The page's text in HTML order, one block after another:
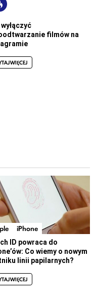
filmów na
WIĘCEJ
iPhone
ID powraca do
Co wiemy o nowym
linii papilarnych?
WIĘCEJ